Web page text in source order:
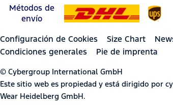
Métodos de
envío
Configuración de Cookies Size Chart
Condiciones generales
Pie de imprenta
© Cybergroup International GmbH
Este sitio web es propiedad y está dirigido por
Wear Heidelberg GmbH.